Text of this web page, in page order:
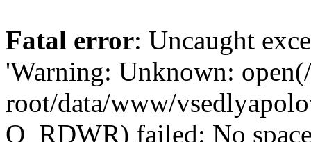
Fatal error: Uncaught
'Warning: Unknown:
root/data/www/
O_RDWR) failed: No